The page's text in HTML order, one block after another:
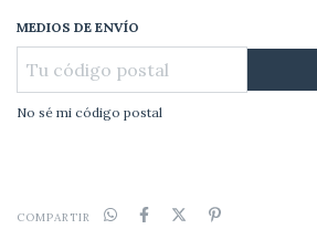
MEDIOS DE ENVÍO
No sé mi código postal
COMPARTIR